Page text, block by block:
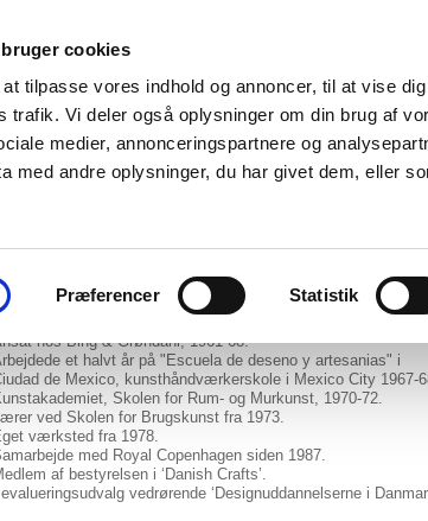
cookies
tilpasse vores indhold og annoncer, til at vise
trafik. Vi deler også oplysninger om din brug af
medier, annonceringspartnere og
med andre oplysninger, du har givet dem, eller
Præferencer Statistik
Født
Uddannet på Kunsthåndværkerskolen, afgang 1960.
hos Bing & Grøndahl, 1961-68.
et halvt år på "Escuela de deseno y artesanias" i
de Mexico, kunsthåndværkerskole i Mexico City 1967-
Skolen for Rum- og Murkunst, 1970-72.
ved Skolen for Brugskunst fra 1973.
værksted fra 1978.
med Royal Copenhagen siden 1987.
af bestyrelsen i ‘Danish Crafts’.
I evalueringsudvalg vedrørende ‘Designuddannelserne i